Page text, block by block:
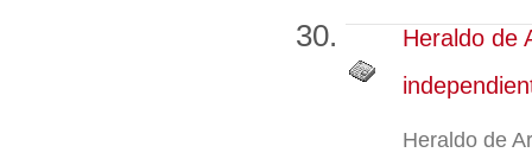
Heraldo de
Heraldo de